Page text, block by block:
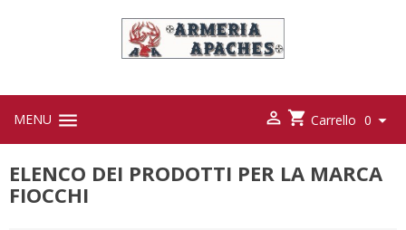
MENU   Carrello 0 

ELENCO DEI PRODOTTI PER LA MARCA
FIOCCHI